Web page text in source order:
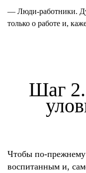
— Люди-работники.
только о работе и,
Шаг
Чтобы по-прежнему
воспитанным и,